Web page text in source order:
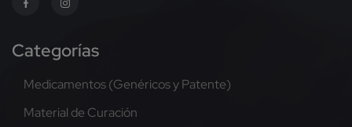
Categorías
Medicamentos (Genéricos y Patente)
Material de Curación